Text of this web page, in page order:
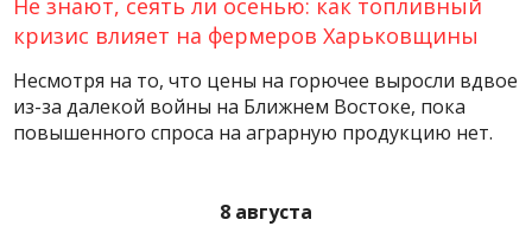
Не знают, сеять ли осенью: как топливный
кризис влияет на фермеров Харьковщины
Несмотря на то, что цены на горючее выросли вдвое
из-за далекой войны на Ближнем Востоке, пока
повышенного спроса на аграрную продукцию нет.
8 августа